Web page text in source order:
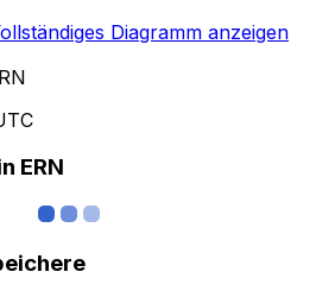
Diagramm anzeigen
ERN